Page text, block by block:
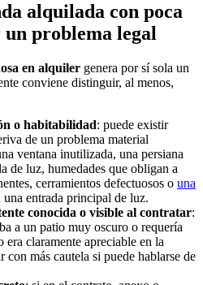
alquilada con poca
problema legal
en alquiler genera por sí sola un
conviene distinguir, al menos,
o habitabilidad: puede existir
de un problema material
ventana inutilizada, una persiana
de luz, humedades que obligan a
cerramientos defectuosos o una
entrada principal de luz.
conocida o visible al contratar:
a un patio muy oscuro o requería
claramente apreciable en la
con más cautela si puede hablarse de